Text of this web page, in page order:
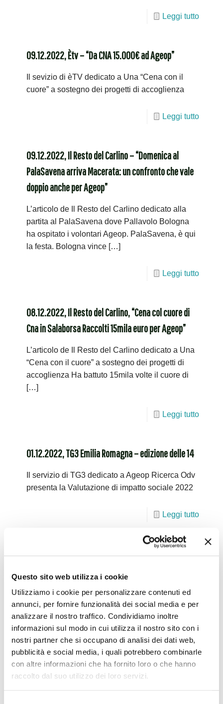
Questo sito web utilizza i cookie
Utilizziamo i cookie per personalizzare contenuti ed
annunci, per fornire funzionalità dei social media e per
analizzare il nostro traffico. Condividiamo inoltre
informazioni sul modo in cui utilizza il nostro sito con i
nostri partner che si occupano di analisi dei dati web,
pubblicità e social media, i quali potrebbero combinarle
con altre informazioni che ha fornito loro o che hanno
raccolto dal suo utilizzo dei loro servizi.
Leggi tutto
09.12.2022, Ètv – “Da CNA 15.000€ ad Ageop”
Il sevizio di èTV dedicato a Una “Cena con il
cuore” a sostegno dei progetti di accoglienza
Leggi tutto
09.12.2022, Il Resto del Carlino – “Domenica al
PalaSavena arriva Macerata: un confronto che vale
doppio anche per Ageop”
L’articolo de Il Resto del Carlino dedicato alla
partita al PalaSavena dove Pallavolo Bologna
ha ospitato i volontari Ageop. PalaSavena, è qui
la festa. Bologna vince […]
Leggi tutto
08.12.2022, Il Resto del Carlino, “Cena col cuore di
Cna in Salaborsa Raccolti 15mila euro per Ageop”
L’articolo de Il Resto del Carlino dedicato a Una
“Cena con il cuore” a sostegno dei progetti di
accoglienza Ha battuto 15mila volte il cuore di
[…]
Leggi tutto
01.12.2022, TG3 Emilia Romagna – edizione delle 14
Il servizio di TG3 dedicato a Ageop Ricerca Odv
presenta la Valutazione di impatto sociale 2022
Leggi tutto
02.12.2022, Cantiere Bologna – “La visione di
L’articolo di Cantiere Bologna dedicato a Ageop
Ricerca Odv presenta la Valutazione di impatto
sociale 2022 Quello che sta per concludersi è il
40esimo anno di[…]
Leggi tutto